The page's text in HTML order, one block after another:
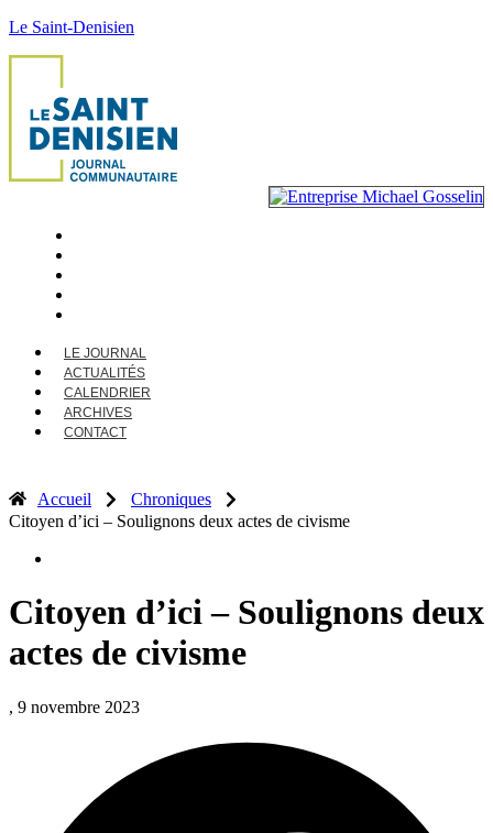
Le Saint-Denisien
LE JOURNAL
ACTUALITÉS
CALENDRIER
ARCHIVES
CONTACT
Accueil
Chroniques
Citoyen d’ici – Soulignons deux actes de civisme
Citoyen d’ici – Soulignons deux
actes de civisme
, 9 novembre 2023